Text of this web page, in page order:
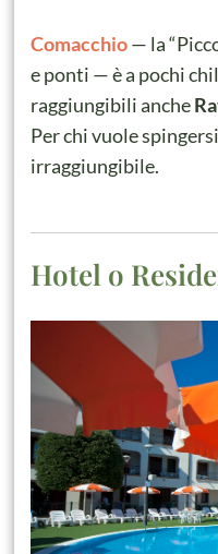
Comacchio— la
e ponti — è a pochi
raggiungibili anche
Per chi vuole
irraggiungibile.
Hotel o